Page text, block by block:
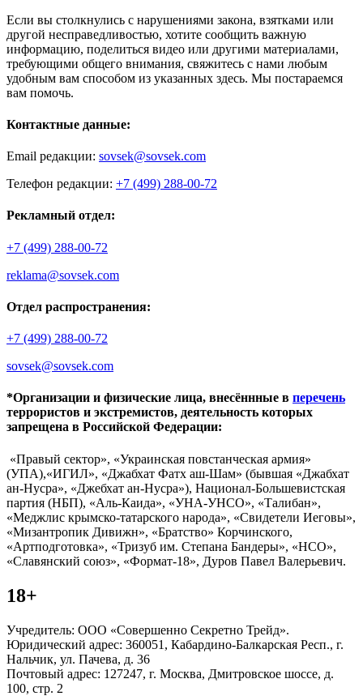
Если вы столкнулись с нарушениями закона, взятками или
другой несправедливостью, хотите сообщить важную
информацию, поделиться видео или другими материалами,
требующими общего внимания, свяжитесь с нами любым
удобным вам способом из указанных здесь. Мы постараемся
вам помочь.
Контактные данные:
Email редакции: sovsek@sovsek.com
Телефон редакции: +7 (499) 288-00-72
Рекламный отдел:
+7 (499) 288-00-72
reklama@sovsek.com
Отдел распространения:
+7 (499) 288-00-72
sovsek@sovsek.com
*Организации и физические лица, внесённные в перечень
террористов и экстремистов, деятельность которых
запрещена в Российской Федерации:
«Правый сектор», «Украинская повстанческая армия»
(УПА),«ИГИЛ», «Джабхат Фатх аш-Шам» (бывшая «Джабхат
ан-Нусра», «Джебхат ан-Нусра»), Национал-Большевистская
партия (НБП), «Аль-Каида», «УНА-УНСО», «Талибан»,
«Меджлис крымско-татарского народа», «Свидетели Иеговы»,
«Мизантропик Дивижн», «Братство» Корчинского,
«Артподготовка», «Тризуб им. Степана Бандеры», «НСО»,
«Славянский союз», «Формат-18», Дуров Павел Валерьевич.
18+
Учредитель: ООО «Совершенно Секретно Трейд».
Юридический адрес: 360051, Кабардино-Балкарская Респ., г.
Нальчик, ул. Пачева, д. 36
Почтовый адрес: 127247, г. Москва, Дмитровское шоссе, д.
100, стр. 2